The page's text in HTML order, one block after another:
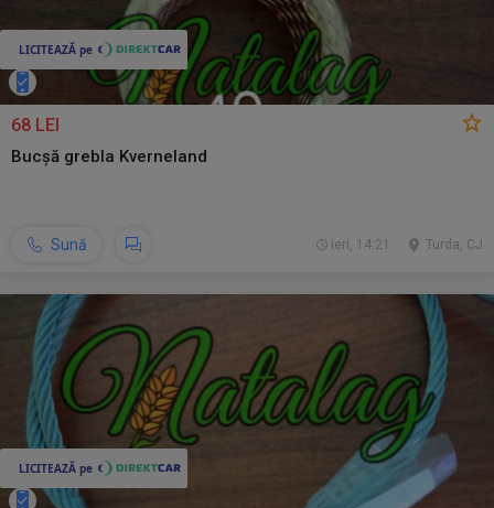
68 LEI
Bucșă grebla Kverneland
Sună Turda, CJ
ieri, 14:21